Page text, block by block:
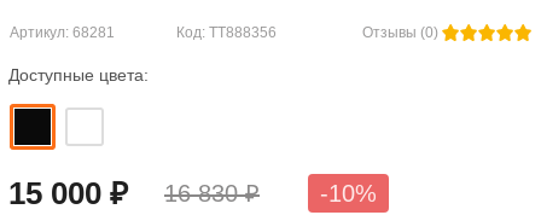
Артикул: 68281 Код: TT888356 Отзывы (0)
Доступные цвета:
15 000 ₽ 16 830 ₽ -10%